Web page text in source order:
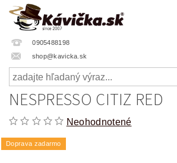
0905488198
shop@kavicka.sk
NESPRESSO CITIZ RED
Neohodnotené
Doprava zadarmo